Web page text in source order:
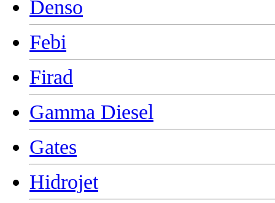
Denso
Febi
Firad
Gamma Diesel
Gates
Hidrojet